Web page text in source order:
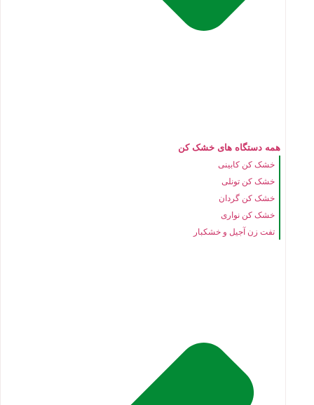
همه دستگاه های خشک کن
خشک کن کابینی
خشک کن تونلی
خشک کن گردان
خشک کن نواری
تفت زن آجیل و خشکبار